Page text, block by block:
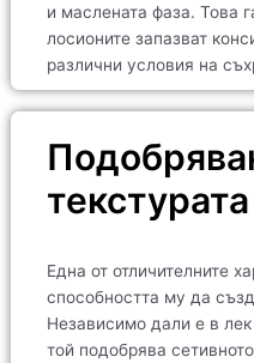
и маслената фаза. Това
лосионите запазват
различни условия на
Една от отличителните
способността му да
Независимо дали е в
той подобрява